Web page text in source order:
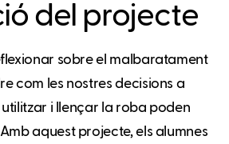
del projecte
sobre el malbaratament
com les nostres decisions a
utilitzar i llençar la roba poden
aquest projecte, els alumnes